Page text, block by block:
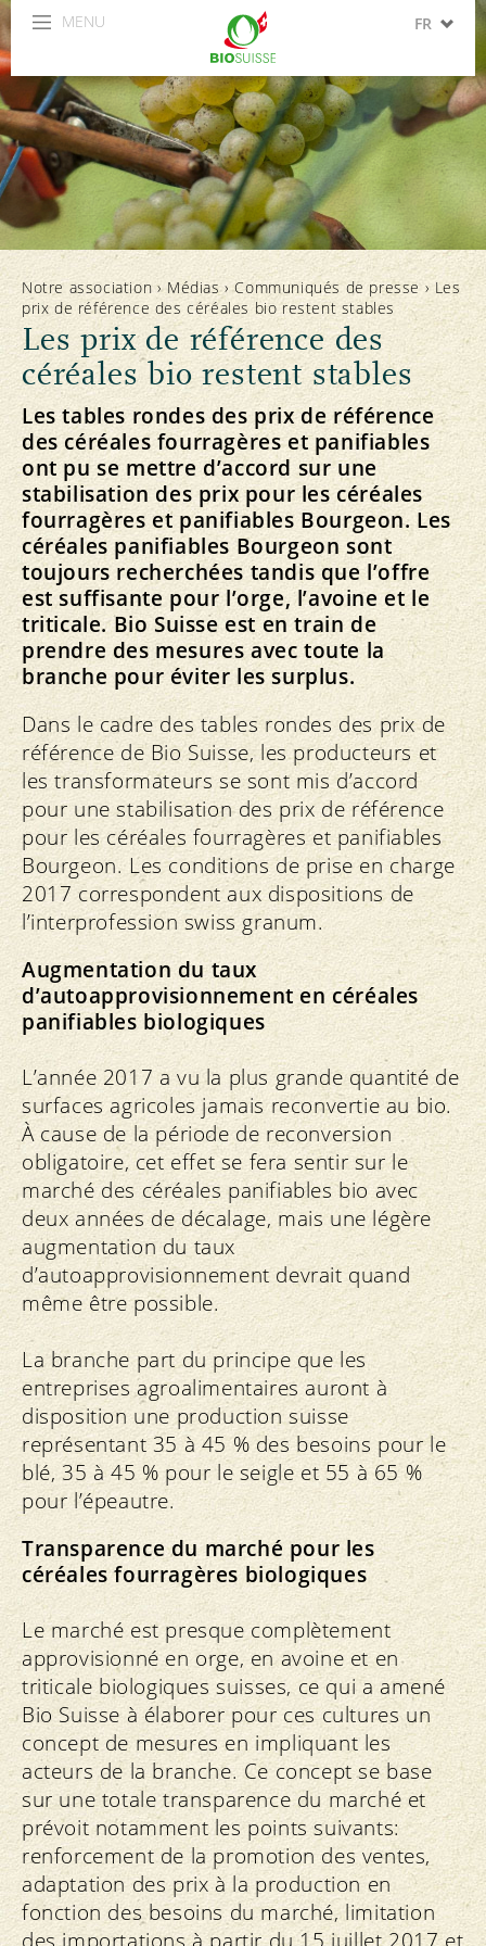
MENU FR
IT
Notre association › Médias›Communiqués de presse › Les
prix de référence des céréales bio restent stables
Les prix de référence des
céréales bio restent stables
Les tables rondes des prix de référence
des céréales fourragères et panifiables
ont pu se mettre d’accord sur une
stabilisation des prix pour les céréales
fourragères et panifiables Bourgeon. Les
céréales panifiables Bourgeon sont
toujours recherchées tandis que l’offre
est suffisante pour l’orge, l’avoine et le
triticale. Bio Suisse est en train de
prendre des mesures avec toute la
branche pour éviter les surplus.
Dans le cadre des tables rondes des prix de
référence de Bio Suisse, les producteurs et
les transformateurs se sont mis d’accord
pour une stabilisation des prix de référence
pour les céréales fourragères et panifiables
Bourgeon. Les conditions de prise en charge
2017 correspondent aux dispositions de
l’interprofession swiss granum.
Augmentation du taux
d’autoapprovisionnement en céréales
panifiables biologiques
L’année 2017 a vu la plus grande quantité de
surfaces agricoles jamais reconvertie au bio.
À cause de la période de reconversion
obligatoire, cet effet se fera sentir sur le
marché des céréales panifiables bio avec
deux années de décalage, mais une légère
augmentation du taux
d’autoapprovisionnement devrait quand
même être possible.
La branche part du principe que les
entreprises agroalimentaires auront à
disposition une production suisse
représentant 35 à 45 % des besoins pour le
blé, 35 à 45 % pour le seigle et 55 à 65 %
pour l’épeautre.
Transparence du marché pour les
céréales fourragères biologiques
Le marché est presque complètement
approvisionné en orge, en avoine et en
triticale biologiques suisses, ce qui a amené
Bio Suisse à élaborer pour ces cultures un
concept de mesures en impliquant les
acteurs de la branche. Ce concept se base
sur une totale transparence du marché et
prévoit notamment les points suivants:
renforcement de la promotion des ventes,
adaptation des prix à la production en
fonction des besoins du marché, limitation
des importations à partir du 15 juillet 2017 et